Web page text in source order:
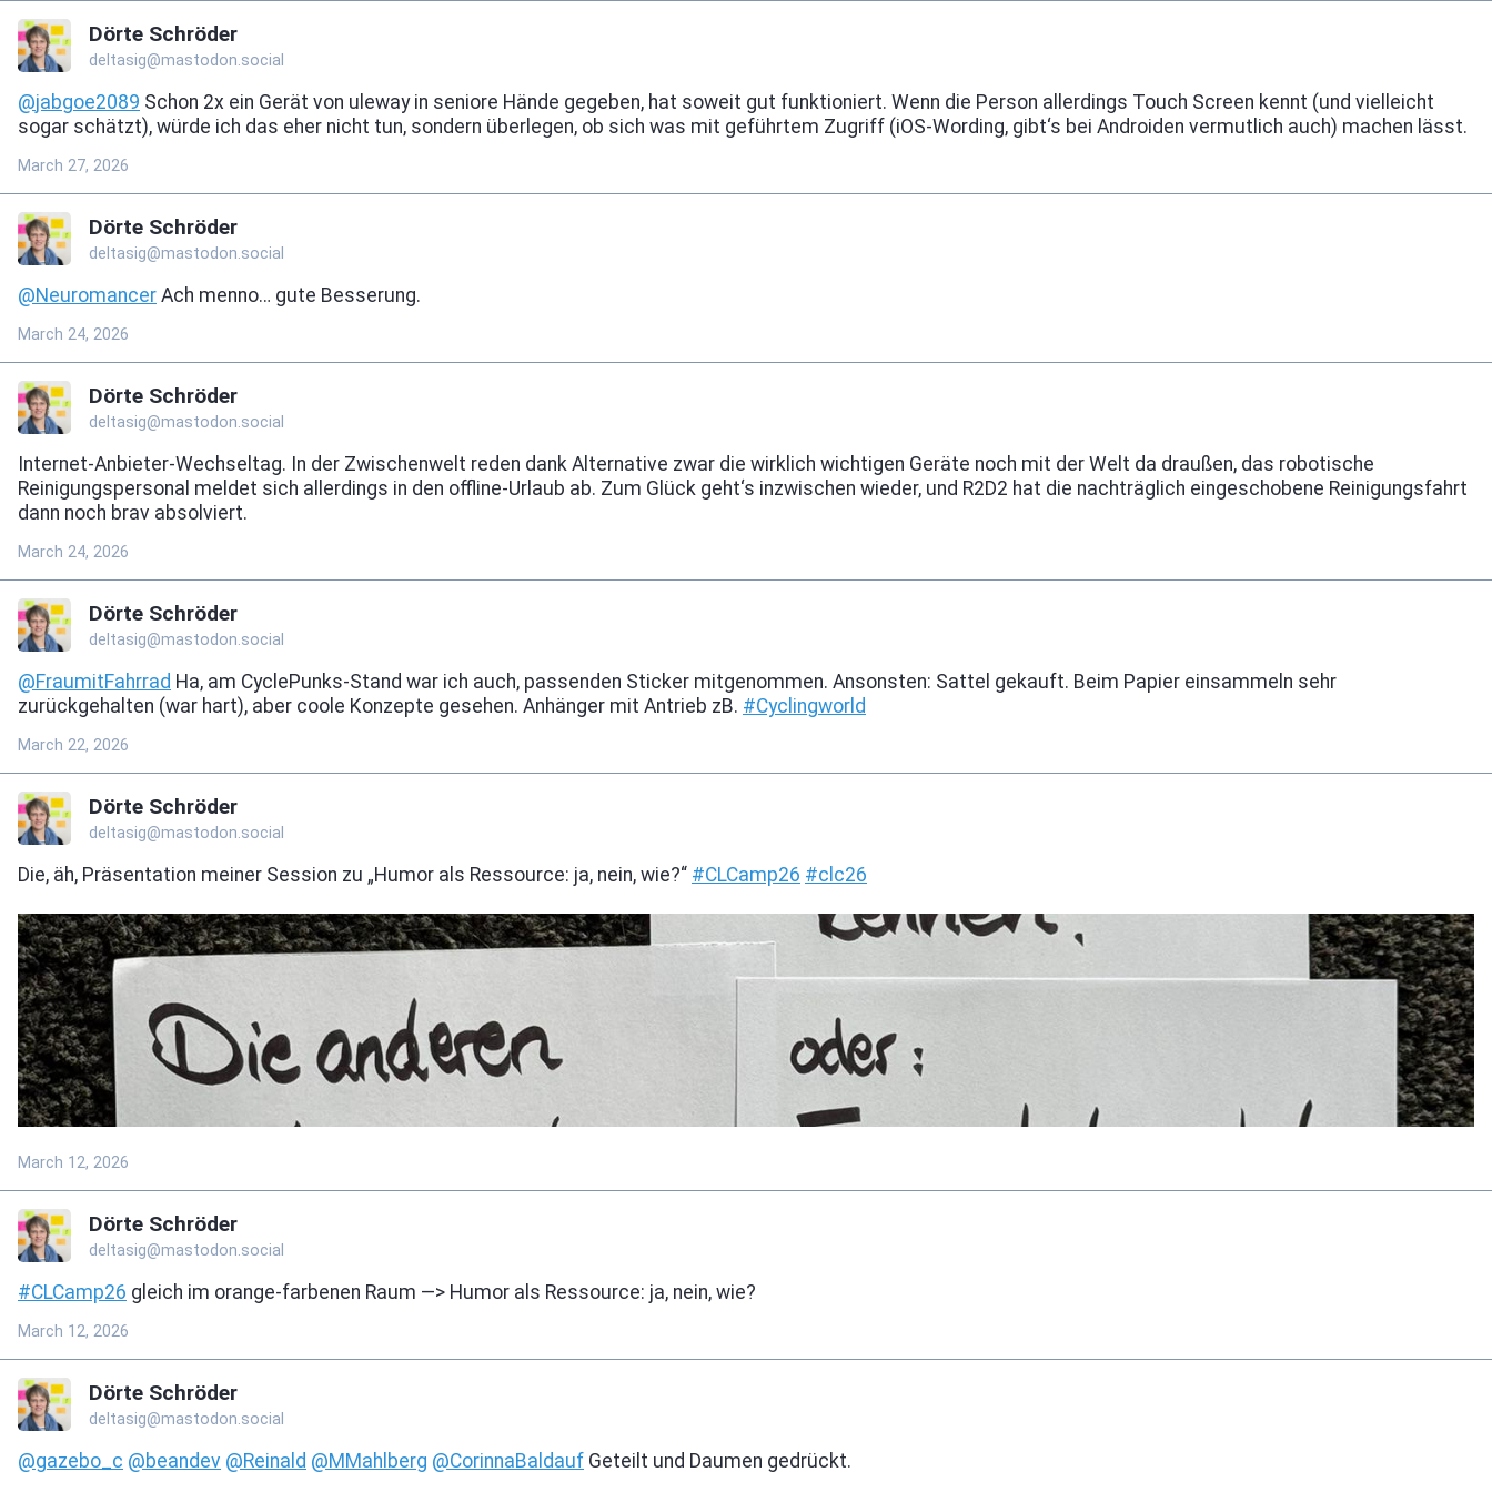
Dörte Schröder
deltasig@mastodon.social
@jabgoe2089 Schon 2x ein Gerät von uleway in seniore Hände gegeben, hat soweit gut funktioniert. Wenn die Person allerdings Touch Screen kennt (und vielleicht
sogar schätzt), würde ich das eher nicht tun, sondern überlegen, ob sich was mit geführtem Zugriff (iOS-Wording, gibt‘s bei Androiden vermutlich auch) machen lässt.
March 27, 2026
Dörte Schröder
deltasig@mastodon.social
@Neuromancer Ach menno… gute Besserung.
March 24, 2026
Dörte Schröder
deltasig@mastodon.social
Internet-Anbieter-Wechseltag. In der Zwischenwelt reden dank Alternative zwar die wirklich wichtigen Geräte noch mit der Welt da draußen, das robotische
Reinigungspersonal meldet sich allerdings in den offline-Urlaub ab. Zum Glück geht‘s inzwischen wieder, und R2D2 hat die nachträglich eingeschobene Reinigungsfahrt
dann noch brav absolviert.
March 24, 2026
Dörte Schröder
deltasig@mastodon.social
@FraumitFahrrad Ha, am CyclePunks-Stand war ich auch, passenden Sticker mitgenommen. Ansonsten: Sattel gekauft. Beim Papier einsammeln sehr
zurückgehalten (war hart), aber coole Konzepte gesehen. Anhänger mit Antrieb zB. #Cyclingworld
March 22, 2026
Dörte Schröder
deltasig@mastodon.social
Die, äh, Präsentation meiner Session zu „Humor als Ressource: ja, nein, wie?“ #CLCamp26 #clc26
March 12, 2026
Dörte Schröder
deltasig@mastodon.social
#CLCamp26 gleich im orange-farbenen Raum —> Humor als Ressource: ja, nein, wie?
March 12, 2026
Dörte Schröder
deltasig@mastodon.social
@gazebo_c @beandev @Reinald @MMahlberg @CorinnaBaldauf Geteilt und Daumen gedrückt.